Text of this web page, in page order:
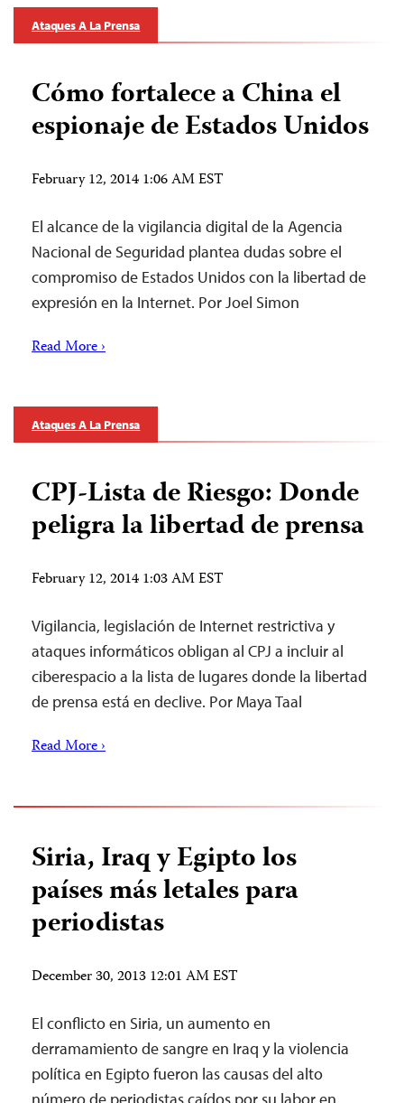
Ataques A La Prensa
Cómo fortalece a China el
espionaje de Estados Unidos
February 12, 2014 1:06 AM EST
El alcance de la vigilancia digital de la Agencia
Nacional de Seguridad plantea dudas sobre el
compromiso de Estados Unidos con la libertad de
expresión en la Internet. Por Joel Simon
Read More ›
Ataques A La Prensa
CPJ-Lista de Riesgo: Donde
peligra la libertad de prensa
February 12, 2014 1:03 AM EST
Vigilancia, legislación de Internet restrictiva y
ataques informáticos obligan al CPJ a incluir al
ciberespacio a la lista de lugares donde la libertad
de prensa está en declive. Por Maya Taal
Read More ›
Siria, Iraq y Egipto los
países más letales para
periodistas
December 30, 2013 12:01 AM EST
El conflicto en Siria, un aumento en
derramamiento de sangre en Iraq y la violencia
política en Egipto fueron las causas del alto